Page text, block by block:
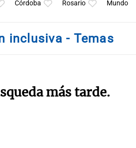
Córdoba Rosario Mundo
inclusiva - Temas
más tarde.